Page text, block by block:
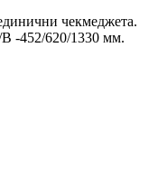
чекмеджета.
-452/620/1330 мм.